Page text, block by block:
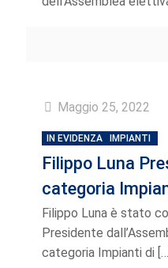
Maggio 25, 2022
IN EVIDENZA IMPIANTI
Filippo Luna
categoria
Filippo Luna è stato
Presidente
categoria Impianti di